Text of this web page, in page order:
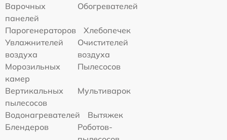
Варочных
панелей
Обогревателей
Парогенераторов
Хлебопечек
Увлажнителей
воздуха
Очистителей
воздуха
Морозильных
камер
Пылесосов
Вертикальных
пылесосов
Мультиварок
Водонагревателей
Вытяжек
Блендеров
Роботов-